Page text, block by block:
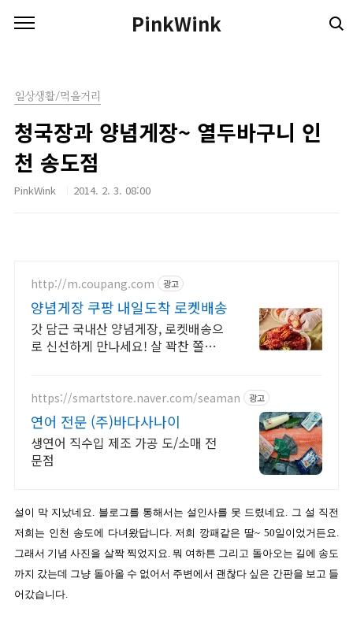
PinkWink
일상생활/먹을거리
청국장과 양념게장~ 열두바구니 인
천 송도점
PinkWink 2014. 2. 3. 08:00
http://m.coupang.com 광고
양념게장 쿠팡 내일도착 로켓배송
갓 담근 국내산 양념게장, 로켓배송으
로 신선하게 만나세요! 살 꽉찬 쫄깃한
https://smartstore.naver.com/seaman 광고
연어 전문 (주)바다사나이
생연어 직수입 제조 가공 도/소매 전
문점
설이 막 지났네요. 블로그를 통해서는 설인사를 못 드렸네요. 그 설 직전
저희는 인천 송도에 다녀왔답니다. 저희 깡패같은 딸~ 50일이었거든요.
그래서 기념 사진을 살짝 찍었지요. 뭐 여하튼 그리고 돌아오는 길에 송도
까지 갔는데 그냥 돌아올 수 없어서 주변에서 괜찮다 싶은 간판을 보고 들
어갔습니다.